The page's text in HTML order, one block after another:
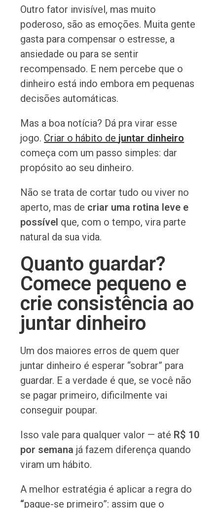
Outro fator invisível, mas muito
poderoso, são as emoções. Muita gente
gasta para compensar o estresse, a
ansiedade ou para se sentir
recompensado. E nem percebe que o
dinheiro está indo embora em pequenas
decisões automáticas.
Mas a boa notícia? Dá pra virar esse
jogo. Criar o hábito de juntar dinheiro
começa com um passo simples: dar
propósito ao seu dinheiro.
Não se trata de cortar tudo ou viver no
aperto, mas de criar uma rotina leve e
possível que, com o tempo, vira parte
natural da sua vida.
Quanto guardar?
Comece pequeno e
crie consistência ao
juntar dinheiro
Um dos maiores erros de quem quer
juntar dinheiro é esperar “sobrar” para
guardar. E a verdade é que, se você não
se pagar primeiro, dificilmente vai
conseguir poupar.
Isso vale para qualquer valor — até R$ 10
por semana já fazem diferença quando
viram um hábito.
A melhor estratégia é aplicar a regra do
“pague-se primeiro”: assim que o